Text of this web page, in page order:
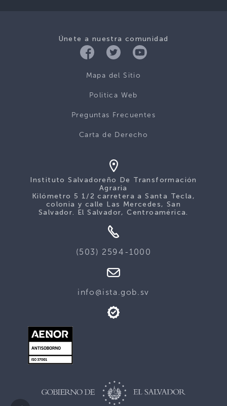
Únete a nuestra comunidad
Mapa del Sitio
Politica Web
Preguntas Frecuentes
Carta de Derecho
Instituto Salvadoreño De Transformación
Agraria
Kilómetro 5 1/2 carretera a Santa Tecla,
colonia y calle Las Mercedes, San
Salvador. El Salvador, Centroamérica.
(503) 2594-1000
info@ista.gob.sv